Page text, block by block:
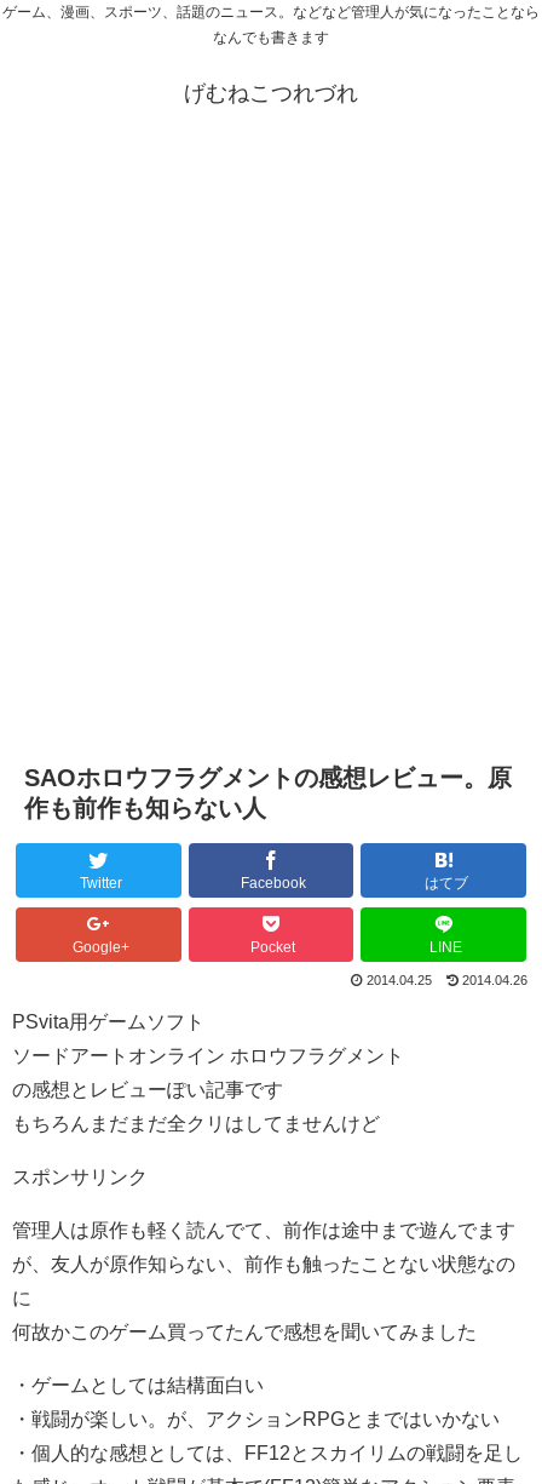
ゲーム、漫画、スポーツ、話題のニュース。などなど管理人が気になったことなら
なんでも書きます
げむねこつれづれ
SAOホロウフラグメントの感想レビュー。原
作も前作も知らない人
Twitter Facebook はてブ
Google+ Pocket LINE
2014.04.25 2014.04.26
PSvita用ゲームソフト
ソードアートオンライン ホロウフラグメント
の感想とレビューぽい記事です
もちろんまだまだ全クリはしてませんけど
スポンサリンク
管理人は原作も軽く読んでて、前作は途中まで遊んでます
が、友人が原作知らない、前作も触ったことない状態なの
に
何故かこのゲーム買ってたんで感想を聞いてみました
・ゲームとしては結構面白い
・戦闘が楽しい。が、アクションRPGとまではいかない
・個人的な感想としては、FF12とスカイリムの戦闘を足し